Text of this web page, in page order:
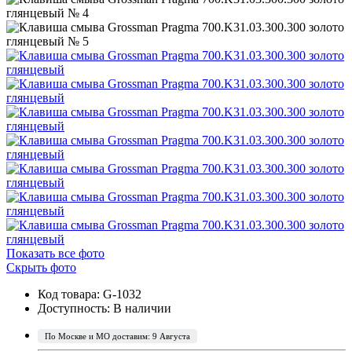
Показать все фото
Скрыть фото
Код товара: G-1032
Доступность: В наличии
По Москве и МО доставим: 9 Августа